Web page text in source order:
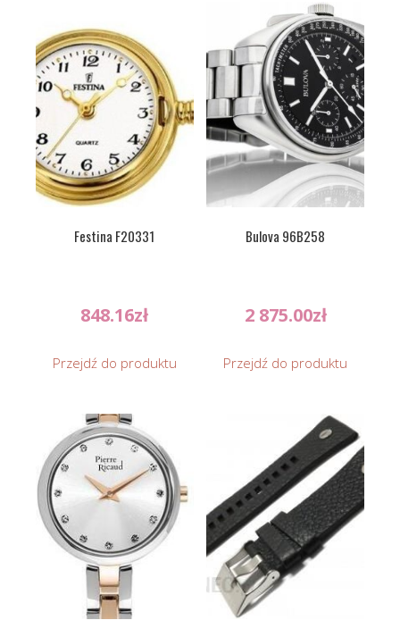
Festina F20331
848.16zł
Przejdź do produktu
Bulova 96B258
2 875.00zł
Przejdź do produktu